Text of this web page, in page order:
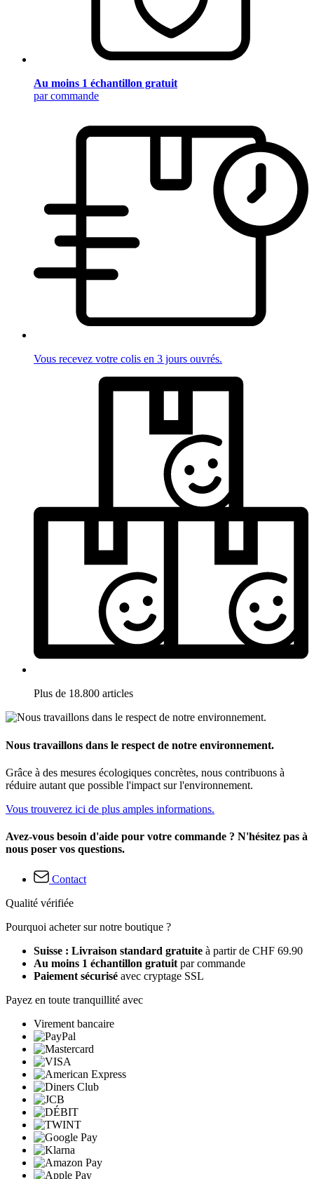
Au moins 1 échantillon gratuit
par commande
Vous recevez votre colis en 3 jours ouvrés.
Plus de 18.800 articles
Nous travaillons dans le respect de notre environnement.
Grâce à des mesures écologiques concrètes, nous contribuons à
réduire autant que possible l'impact sur l'environnement.
Vous trouverez ici de plus amples informations.
Avez-vous besoin d'aide pour votre commande ? N'hésitez pas à
nous poser vos questions.
Contact
Qualité vérifiée
Pourquoi acheter sur notre boutique ?
Suisse : Livraison standard gratuite à partir de CHF 69.90
Au moins 1 échantillon gratuit par commande
Paiement sécurisé avec cryptage SSL
Payez en toute tranquillité avec
Virement bancaire